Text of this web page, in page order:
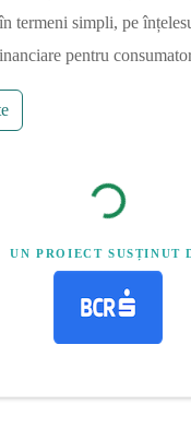
termeni simpli, pe
pentru
UN PROIECT SUSȚINUT